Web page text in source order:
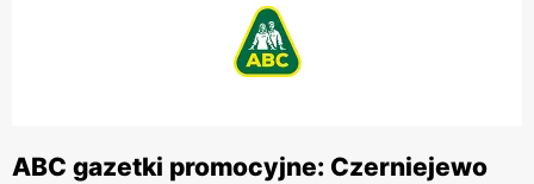
ABC gazetki promocyjne: Czerniejewo